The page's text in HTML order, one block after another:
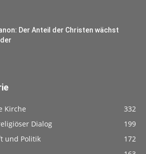
Der Anteil der Christen wächst
Kirche
332
Dialog
199
und Politik
172